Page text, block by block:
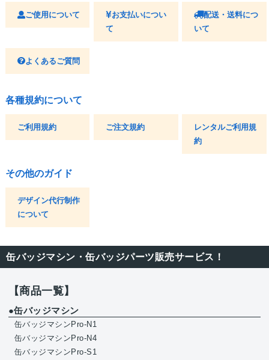
ご使用について
お支払いについ
て
配送・送料につ
いて
よくあるご質問
各種規約について
ご利用規約 ご注文規約
レンタルご利用規
約
その他のガイド
デザイン代行制作
について
缶バッジマシン・缶バッジパーツ販売サービス！
【商品一覧】
●缶バッジマシン
缶バッジマシンPro-N1
缶バッジマシンPro-N4
缶バッジマシンPro-S1